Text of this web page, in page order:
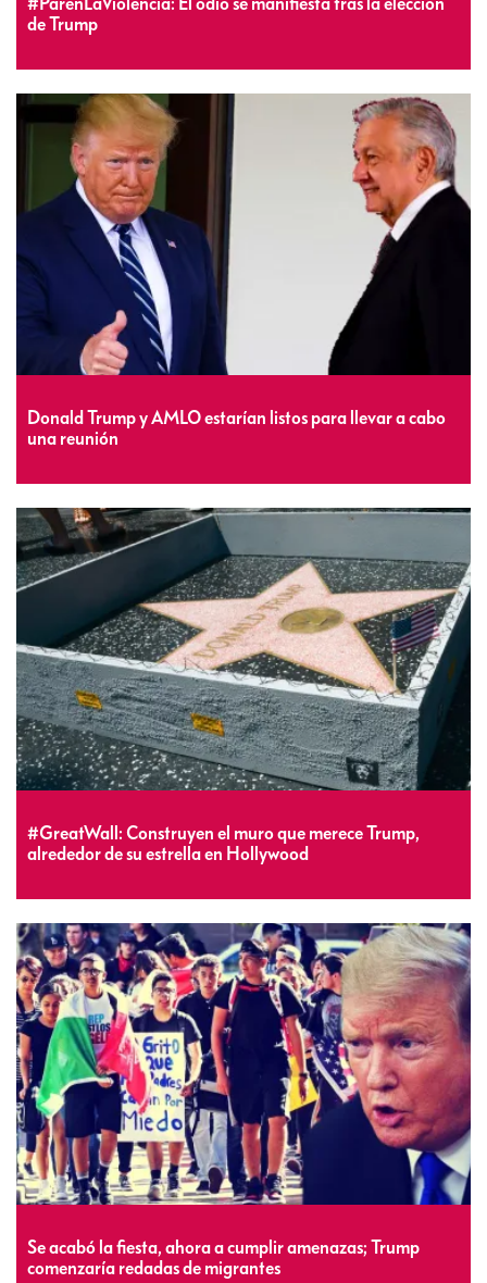
de Trump
Donald Trump y AMLO estarían listos para llevar a cabo
una reunión
#GreatWall: Construyen el muro que merece Trump,
alrededor de su estrella en Hollywood
Se acabó la fiesta, ahora a cumplir amenazas; Trump
comenzaría redadas de migrantes